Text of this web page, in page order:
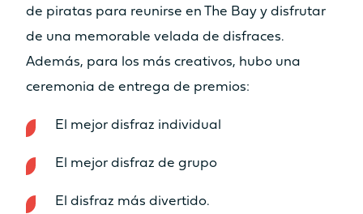
de piratas para reunirse en The Bay y disfrutar
de una memorable velada de disfraces.
Además, para los más creativos, hubo una
ceremonia de entrega de premios:
El mejor disfraz individual
El mejor disfraz de grupo
El disfraz más divertido.